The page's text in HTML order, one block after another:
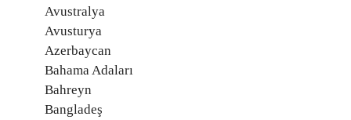
Avustralya
Avusturya
Azerbaycan
Bahama Adaları
Bahreyn
Bangladeş